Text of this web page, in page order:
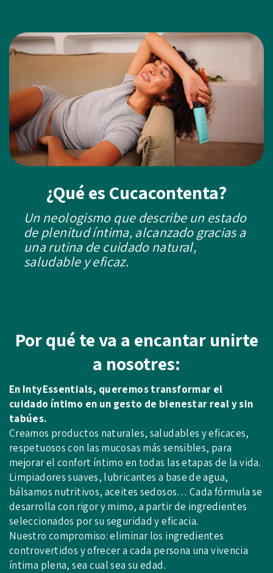
¿Qué es Cucacontenta?
Un neologismo que describe un estado
de plenitud íntima, alcanzado gracias a
una rutina de cuidado natural,
saludable y eficaz.
Por qué te va a encantar unirte
a nosotres:
En IntyEssentials, queremos transformar el
cuidado íntimo en un gesto de bienestar real y sin
tabúes.
Creamos productos naturales, saludables y eficaces,
respetuosos con las mucosas más sensibles, para
mejorar el confort íntimo en todas las etapas de la vida.
Limpiadores suaves, lubricantes a base de agua,
bálsamos nutritivos, aceites sedosos… Cada fórmula se
desarrolla con rigor y mimo, a partir de ingredientes
seleccionados por su seguridad y eficacia.
Nuestro compromiso: eliminar los ingredientes
controvertidos y ofrecer a cada persona una vivencia
íntima plena, sea cual sea su edad.